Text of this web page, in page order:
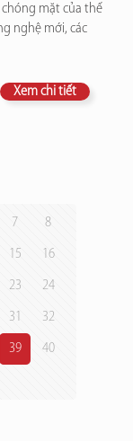
mặt của thế
nghệ mới, các
Xem chi tiết
7 8
15 16
23 24
31 32
39 40